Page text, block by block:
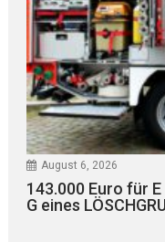
August 6, 2026
143.000 Euro für E
G eines